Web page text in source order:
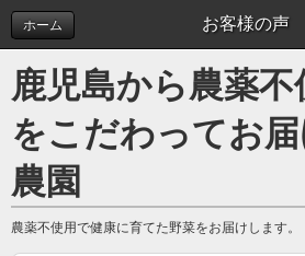
お客様の声
ホーム
鹿児島から農薬
をこだわってお
農園
農薬不使用で健康に育てた野菜をお届けします。